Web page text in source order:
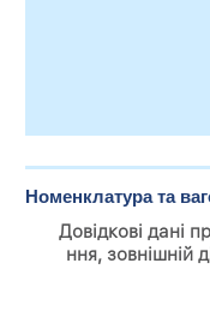
Номенклатура та
Довідкові дані
ння, зовнішній